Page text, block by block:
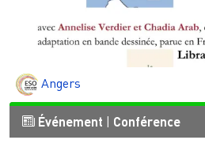
Angers
Événement | Conférence